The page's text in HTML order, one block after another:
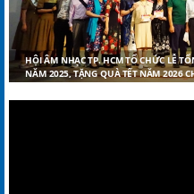
HỘI ÂM NHẠC TP. HCM TỔ CHỨC LỄ
NĂM 2025, TẶNG QUÀ TẾT NĂM 2026